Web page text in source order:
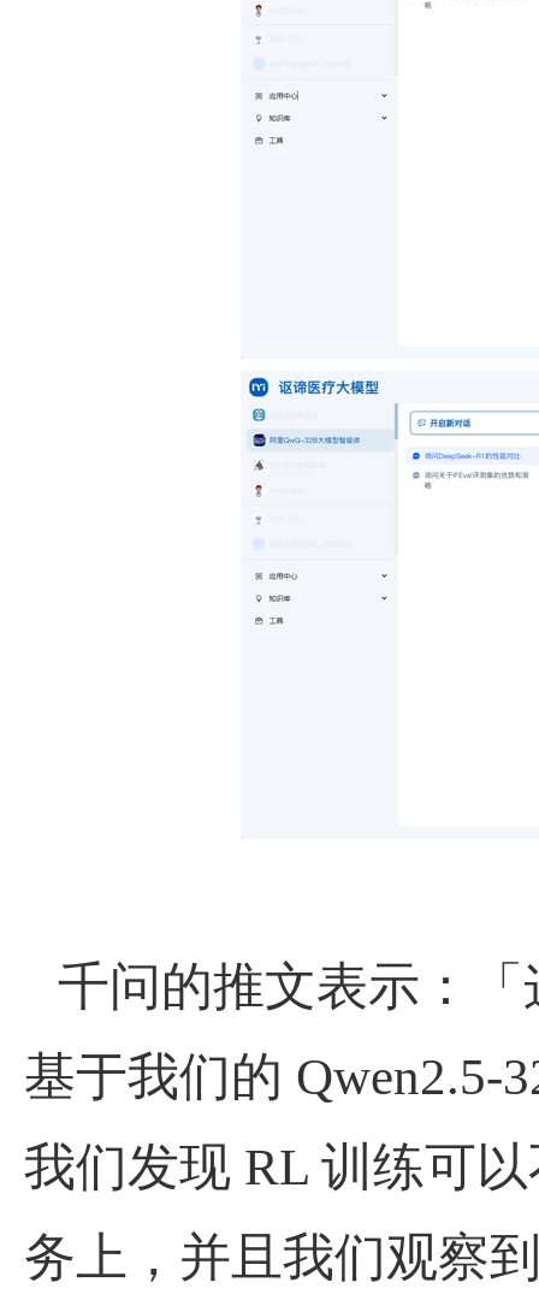
千问的推文表示：
基于我们的 Qwen2.5-
我们发现 RL 训练可
务上，并且我们观察